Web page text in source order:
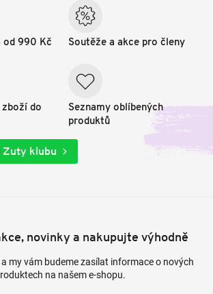
od 990 Kč
zboží do
Soutěže a akce pro členy
Seznamy oblíbených
produktů
Zuty klubu
novinky a nakupujte výhodně
my vám budeme zasílat informace o nových
na našem e-shopu.